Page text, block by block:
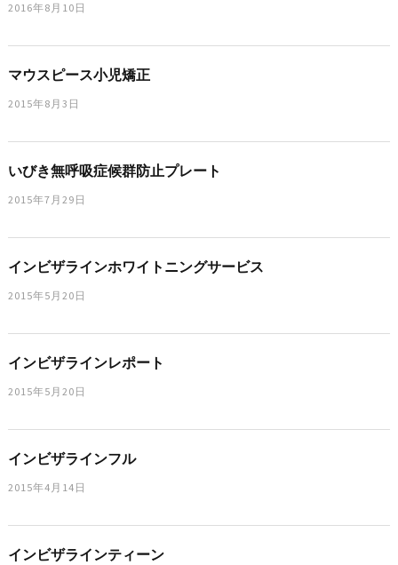
2016年8月10日
マウスピース小児矯正
2015年8月3日
いびき無呼吸症候群防止プレート
2015年7月29日
インビザラインホワイトニングサービス
2015年5月20日
インビザラインレポート
2015年5月20日
インビザラインフル
2015年4月14日
インビザラインティーン